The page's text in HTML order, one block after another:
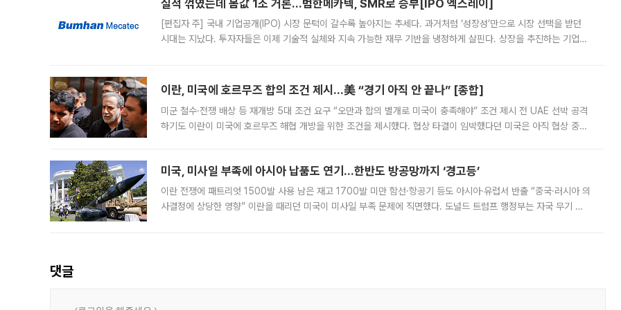
실적 꺾였는데 몸값 1조 거론…범한메카텍, SMR로 승부[IPO 엑스레이]
[편집자 주] 국내 기업공개(IPO) 시장 문턱이 갈수록 높아지는 추세다. 과거처럼 ‘성장성’만으로 시장 선택을 받던
시대는 지났다. 투자자들은 이제 기술적 실체와 지속 가능한 재무 기반을 냉정하게 살핀다. 상장을 추진하는 기업들
이란, 미국에 호르무즈 합의 조건 제시…美 “경기 아직 안 끝나” [종합]
미군 철수·전쟁 배상 등 재개방 5대 조건 요구 “오만과 합의 별개로 미국이 충족해야” 조건 제시 전 UAE 선박 공격
하기도 이란이 미국에 호르무즈 해협 개방을 위한 조건을 제시했다. 협상 타결이 임박했다던 미국은 아직 협상 중이
미국, 미사일 부족에 아시아 납품도 연기…한반도 방공망까지 ‘경고등’
이란 전쟁에 패트리엇 1500발 사용 남은 재고 1700발 미만 함선·항공기 등도 아시아·유럽서 반출 “중국·러시아 의
사결정에 상당한 영향” 이란을 때리던 미국이 미사일 부족 문제에 직면했다. 도널드 트럼프 행정부는 자국 무기 공
댓글